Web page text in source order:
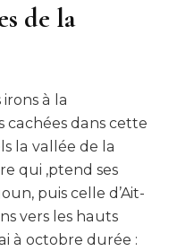
de la
à la
cachées dans cette
la vallée de la
qui ,ptend ses
puis celle d’Ait-
vers les hauts
à octobre durée :